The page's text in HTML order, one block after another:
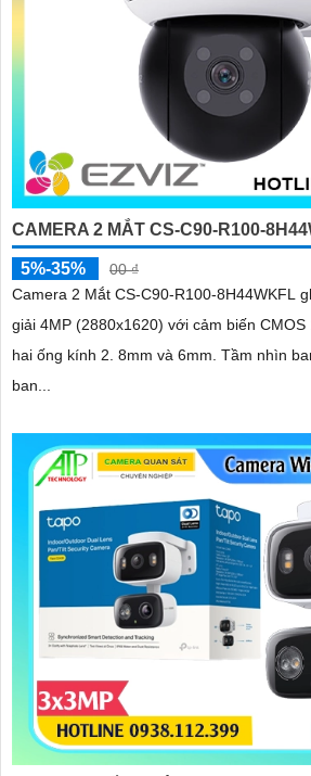
CAMERA 2 MẮT CS-C90-R100-
5%-35%
00 ₫
Camera 2 Mắt CS-C90-R100-8H44WKFL
giải 4MP (2880x1620) với cảm biến
hai ống kính 2. 8mm và 6mm. Tầm nhìn ban đêm IR 30m và
ban...